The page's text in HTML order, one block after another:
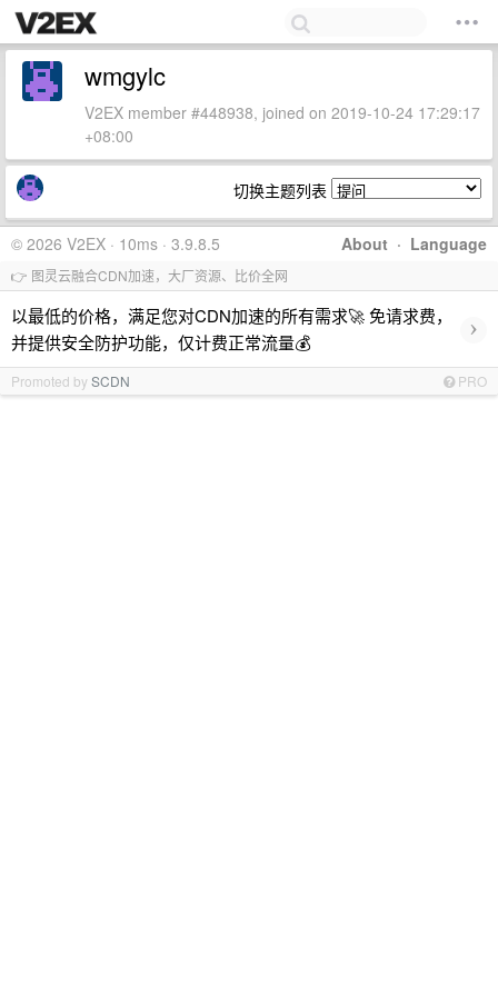
wmgylc
V2EX member #448938, joined on 2019-10-24 17:29:17
+08:00
切换主题列表
About · Language
© 2026 V2EX · 10ms · 3.9.8.5
👉 图灵云融合CDN加速，大厂资源、比价全网
以最低的价格，满足您对CDN加速的所有需求🚀 免请求费，
并提供安全防护功能，仅计费正常流量💰
›
Promoted bySCDN PRO